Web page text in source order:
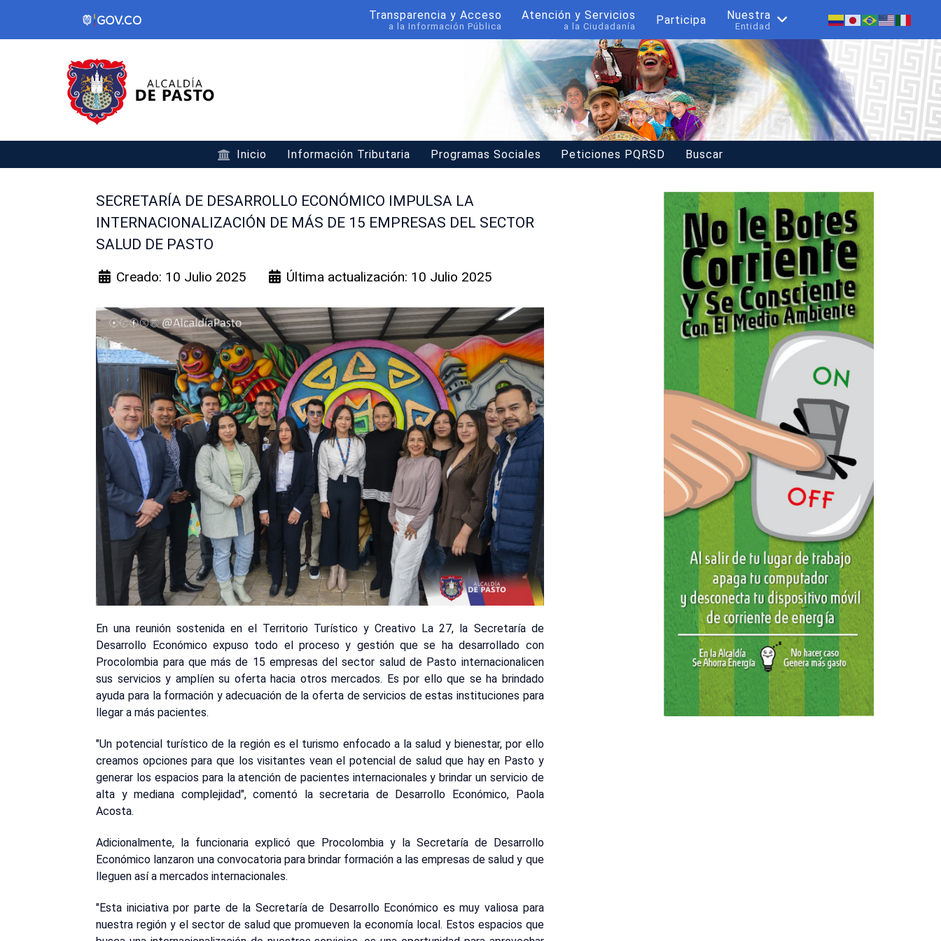
Transparencia y Acceso
a la Información Pública
Atención y Servicios
a la Ciudadanía Participa Nuestra
Entidad
Inicio Información Tributaria Programas Sociales Peticiones PQRSD Buscar
SECRETARÍA DE DESARROLLO ECONÓMICO IMPULSA LA
INTERNACIONALIZACIÓN DE MÁS DE 15 EMPRESAS DEL SECTOR
SALUD DE PASTO
Creado: 10 Julio 2025 Última actualización: 10 Julio 2025
En una reunión sostenida en el Territorio Turístico y Creativo La 27, la Secretaría de
Desarrollo Económico expuso todo el proceso y gestión que se ha desarrollado con
Procolombia para que más de 15 empresas del sector salud de Pasto internacionalicen
sus servicios y amplíen su oferta hacia otros mercados. Es por ello que se ha brindado
ayuda para la formación y adecuación de la oferta de servicios de estas instituciones para
llegar a más pacientes.
"Un potencial turístico de la región es el turismo enfocado a la salud y bienestar, por ello
creamos opciones para que los visitantes vean el potencial de salud que hay en Pasto y
generar los espacios para la atención de pacientes internacionales y brindar un servicio de
alta y mediana complejidad", comentó la secretaria de Desarrollo Económico, Paola
Acosta.
Adicionalmente, la funcionaria explicó que Procolombia y la Secretaría de Desarrollo
Económico lanzaron una convocatoria para brindar formación a las empresas de salud y que
lleguen así a mercados internacionales.
"Esta iniciativa por parte de la Secretaría de Desarrollo Económico es muy valiosa para
nuestra región y el sector de salud que promueven la economía local. Estos espacios que